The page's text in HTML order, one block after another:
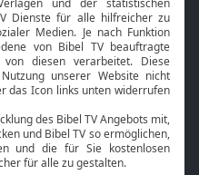
Nächster Gottesdienst
Service
Kontakt
TV-Empfang